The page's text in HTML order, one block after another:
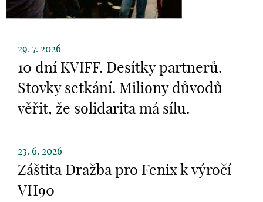
29. 7. 2026
10 dní KVIFF. Desítky partnerů.
Stovky setkání. Miliony důvodů
věřit, že solidarita má sílu.
23. 6. 2026
Záštita Dražba pro Fenix k výročí
VH90